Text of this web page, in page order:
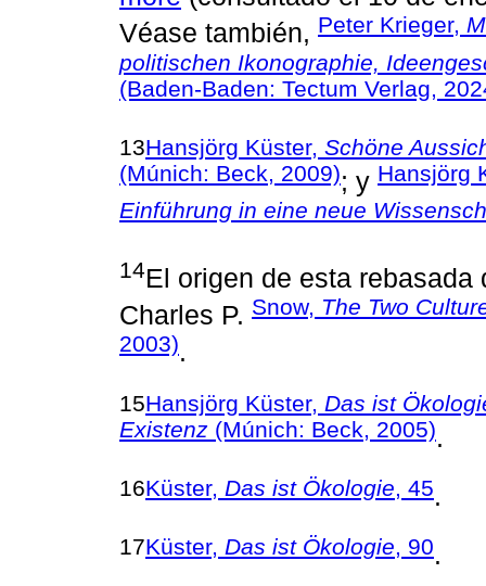
Véase también, Peter Krieger,
politischen Ikonographie,
(Baden-Baden: Tectum Verlag,
13Hansjörg Küster, Schöne
(Múnich: Beck, 2009); y Hansjörg
Einführung in eine neue
14El origen de esta
Charles P. Snow, The Two
2003).
15Hansjörg Küster, Das ist
Existenz (Múnich: Beck, 2005).
16Küster, Das ist Ökologie, 45.
17Küster, Das ist Ökologie, 90.